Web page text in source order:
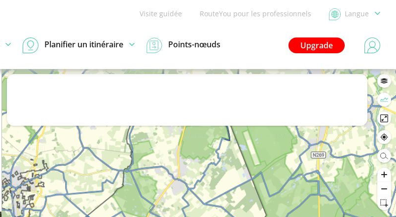
Visite guidée RouteYou pour les professionnels Langue
Upgrade
Planifier un itinéraire Points-nœuds